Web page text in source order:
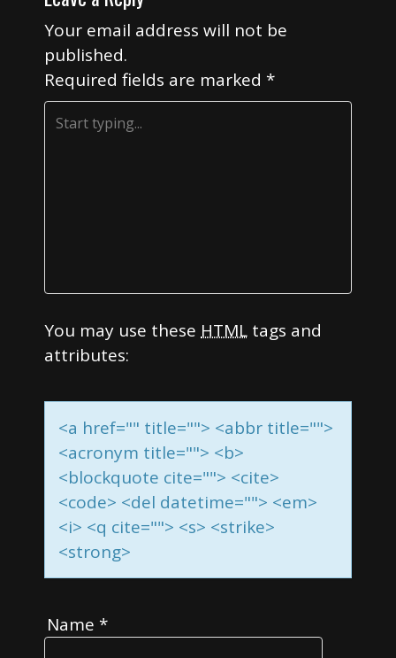
v
i
g
a
t
Your email address will not be
published.
Required fields are marked *
You may use these HTML tags and
attributes:
<a href="" title=""> <abbr title="">
<acronym title=""> <b>
<blockquote cite=""> <cite>
<code> <del datetime=""> <em>
<i> <q cite=""> <s> <strike>
<strong>
Name *